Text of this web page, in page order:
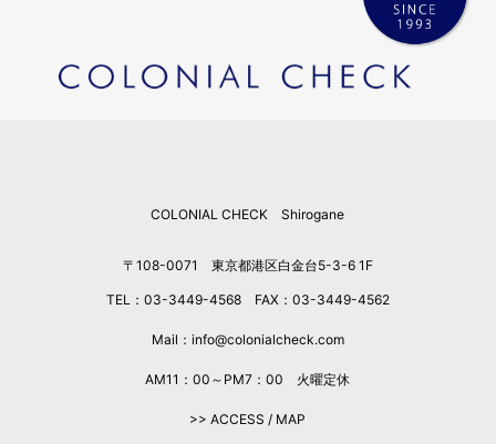
2026年1月
2025年12月
COLONIAL CHECK Shirogane
〒108-0071 東京都港区白金台5-3-6 1F
TEL：03-3449-4568 FAX：03-3449-4562
Mail：info@colonialcheck.com
AM11：00～PM7：00 火曜定休
>> ACCESS / MAP